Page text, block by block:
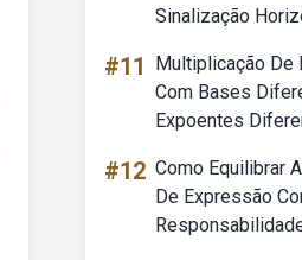
Sinalização
#11
Multiplicação De
Com Bases
Expoentes
#12 Como Equilibrar
De Expressão